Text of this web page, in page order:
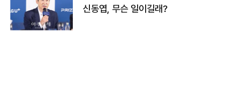
신동엽, 무슨 일이길래?